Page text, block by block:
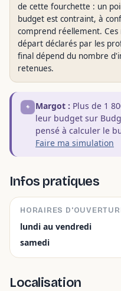
de cette fourchette : un
budget est contraint, à
comprend réellement.
départ déclarés par les
final dépend du nombre
retenues.
Margot : Plus de 1
leur budget sur
pensé à calculer le
Faire ma simulation
Infos pratiques
HORAIRES
lundi au vendredi
samedi
Localisation